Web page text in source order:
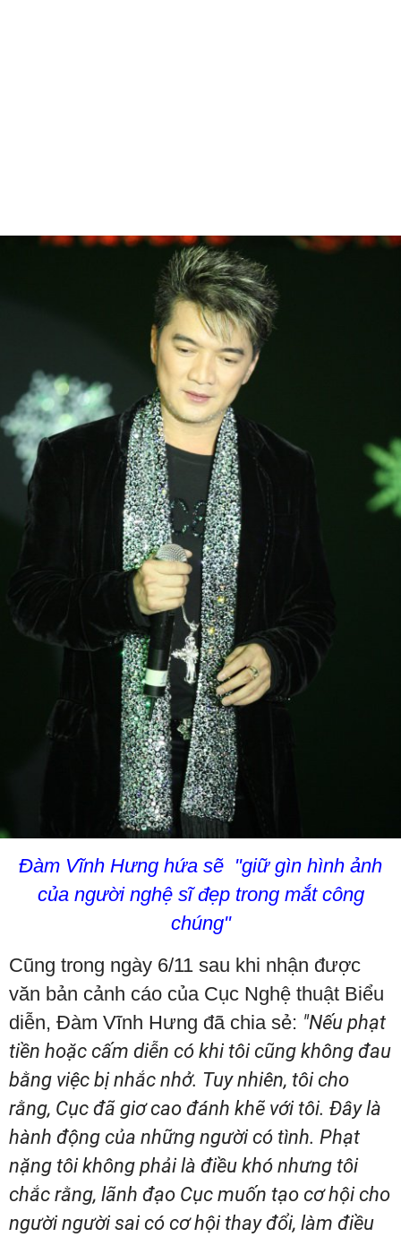
Đàm Vĩnh Hưng hứa sẽ "giữ gìn hình ảnh
của người nghệ sĩ đẹp trong mắt công
chúng"
Cũng trong ngày 6/11 sau khi nhận được
văn bản cảnh cáo của Cục Nghệ thuật Biểu
diễn, Đàm Vĩnh Hưng đã chia sẻ: "Nếu phạt
tiền hoặc cấm diễn có khi tôi cũng không đau
bằng việc bị nhắc nhở. Tuy nhiên, tôi cho
rằng, Cục đã giơ cao đánh khẽ với tôi. Đây là
hành động của những người có tình. Phạt
nặng tôi không phải là điều khó nhưng tôi
chắc rằng, lãnh đạo Cục muốn tạo cơ hội cho
người người sai có cơ hội thay đổi, làm điều